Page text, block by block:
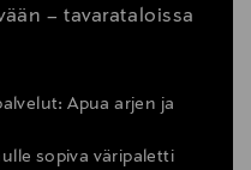
– tavarataloissa
Apua arjen ja
sopiva väripaletti